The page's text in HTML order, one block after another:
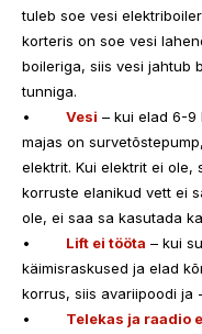
tuleb soe vesi
korteris on soe vesi
boileriga, siis vesi jahtub
tunniga.
Vesi – kui elad 6-9
majas on
elektrit. Kui elektrit ei ole,
korruste elanikud vett ei
ole, ei saa sa kasutada
Lift ei tööta – kui
käimisraskused ja elad
korrus, siis avariipoodi ja
Telekas ja raadio